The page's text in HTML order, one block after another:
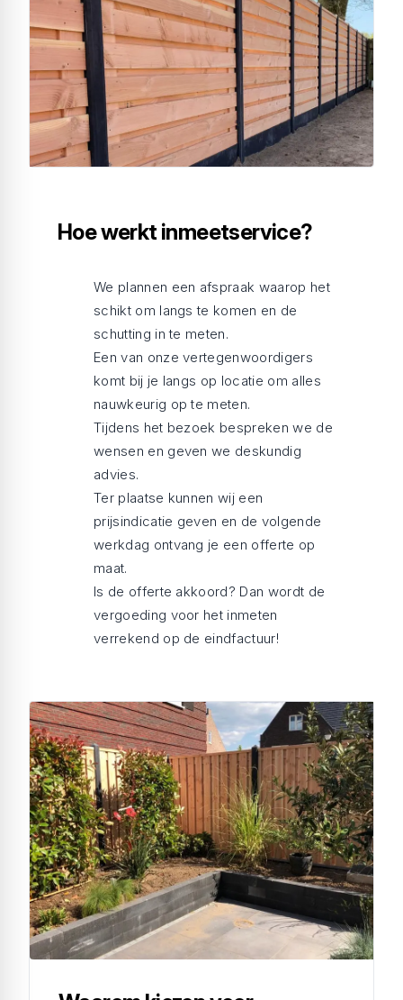
Hoe werkt inmeetservice?
We plannen een afspraak waarop het
schikt om langs te komen en de
schutting in te meten.
Een van onze vertegenwoordigers
komt bij je langs op locatie om alles
nauwkeurig op te meten.
Tijdens het bezoek bespreken we de
wensen en geven we deskundig
advies.
Ter plaatse kunnen wij een
prijsindicatie geven en de volgende
werkdag ontvang je een offerte op
maat.
Is de offerte akkoord? Dan wordt de
vergoeding voor het inmeten
verrekend op de eindfactuur!